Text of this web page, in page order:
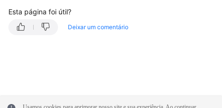
Esta página foi útil?
Deixar um comentário